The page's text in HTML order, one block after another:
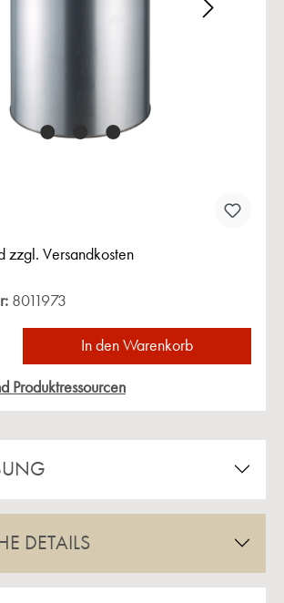
Bildergalerie überspringen
zzgl. Versandkosten
8011973
Gib den gewünschten Wert
In den Warenkorb
Produktressourcen
DETAILS